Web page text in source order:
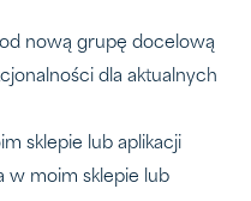
nową grupę docelową
dla aktualnych
sklepie lub aplikacji
w moim sklepie lub